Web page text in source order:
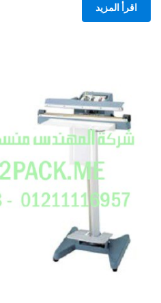
اقرأ المزيد